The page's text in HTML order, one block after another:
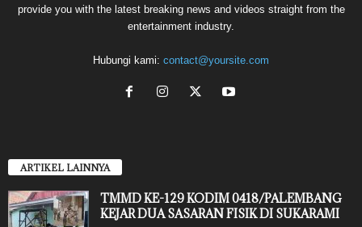
provide you with the latest breaking news and videos straight from the
entertainment industry.
Hubungi kami: contact@yoursite.com
ARTIKEL LAINNYA
TMMD KE-129 KODIM 0418/PALEMBANG
KEJAR DUA SASARAN FISIK DI SUKARAMI